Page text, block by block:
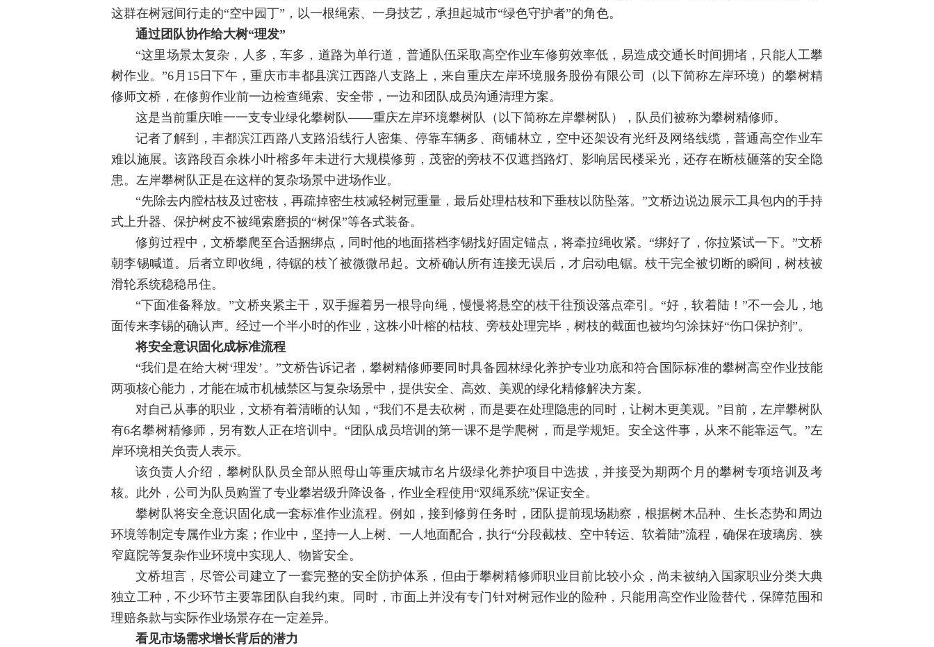
这群在树冠间行走的“空中园丁”，以一根绳索、一身技艺，承担起城市“绿色守护者”的角色。
通过团队协作给大树“理发”
“这里场景太复杂，人多，车多，道路为单行道，普通队伍采取高空作业车修剪效率低，易造成交通长时间拥堵，只能人工攀
树作业。”6月15日下午，重庆市丰都县滨江西路八支路上，来自重庆左岸环境服务股份有限公司（以下简称左岸环境）的攀树精
修师文桥，在修剪作业前一边检查绳索、安全带，一边和团队成员沟通清理方案。
这是当前重庆唯一一支专业绿化攀树队——重庆左岸环境攀树队（以下简称左岸攀树队），队员们被称为攀树精修师。
记者了解到，丰都滨江西路八支路沿线行人密集、停靠车辆多、商铺林立，空中还架设有光纤及网络线缆，普通高空作业车
难以施展。该路段百余株小叶榕多年未进行大规模修剪，茂密的旁枝不仅遮挡路灯、影响居民楼采光，还存在断枝砸落的安全隐
患。左岸攀树队正是在这样的复杂场景中进场作业。
“先除去内膛枯枝及过密枝，再疏掉密生枝减轻树冠重量，最后处理枯枝和下垂枝以防坠落。”文桥边说边展示工具包内的手持
式上升器、保护树皮不被绳索磨损的“树保”等各式装备。
修剪过程中，文桥攀爬至合适捆绑点，同时他的地面搭档李锡找好固定锚点，将牵拉绳收紧。“绑好了，你拉紧试一下。”文桥
朝李锡喊道。后者立即收绳，待锯的枝丫被微微吊起。文桥确认所有连接无误后，才启动电锯。枝干完全被切断的瞬间，树枝被
滑轮系统稳稳吊住。
“下面准备释放。”文桥夹紧主干，双手握着另一根导向绳，慢慢将悬空的枝干往预设落点牵引。“好，软着陆！”不一会儿，地
面传来李锡的确认声。经过一个半小时的作业，这株小叶榕的枯枝、旁枝处理完毕，树枝的截面也被均匀涂抹好“伤口保护剂”。
将安全意识固化成标准流程
“我们是在给大树‘理发’。”文桥告诉记者，攀树精修师要同时具备园林绿化养护专业功底和符合国际标准的攀树高空作业技能
两项核心能力，才能在城市机械禁区与复杂场景中，提供安全、高效、美观的绿化精修解决方案。
对自己从事的职业，文桥有着清晰的认知，“我们不是去砍树，而是要在处理隐患的同时，让树木更美观。”目前，左岸攀树队
有6名攀树精修师，另有数人正在培训中。“团队成员培训的第一课不是学爬树，而是学规矩。安全这件事，从来不能靠运气。”左
岸环境相关负责人表示。
该负责人介绍，攀树队队员全部从照母山等重庆城市名片级绿化养护项目中选拔，并接受为期两个月的攀树专项培训及考
核。此外，公司为队员购置了专业攀岩级升降设备，作业全程使用“双绳系统”保证安全。
攀树队将安全意识固化成一套标准作业流程。例如，接到修剪任务时，团队提前现场勘察，根据树木品种、生长态势和周边
环境等制定专属作业方案；作业中，坚持一人上树、一人地面配合，执行“分段截枝、空中转运、软着陆”流程，确保在玻璃房、狭
窄庭院等复杂作业环境中实现人、物皆安全。
文桥坦言，尽管公司建立了一套完整的安全防护体系，但由于攀树精修师职业目前比较小众，尚未被纳入国家职业分类大典
独立工种，不少环节主要靠团队自我约束。同时，市面上并没有专门针对树冠作业的险种，只能用高空作业险替代，保障范围和
理赔条款与实际作业场景存在一定差异。
看见市场需求增长背后的潜力